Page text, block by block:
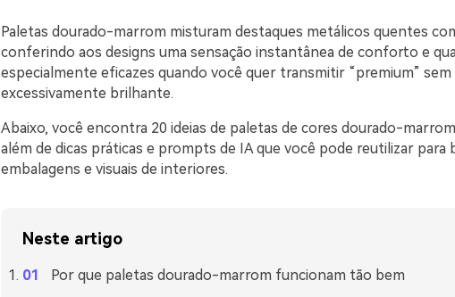
Paletas dourado-marrom misturam destaques metálicos quentes
conferindo aos designs uma sensação instantânea de conforto e
especialmente eficazes quando você quer transmitir “premium”
excessivamente brilhante.
Abaixo, você encontra 20 ideias de paletas de cores dourado-
além de dicas práticas e prompts de IA que você pode reutilizar para
embalagens e visuais de interiores.
Neste artigo
Por que paletas dourado-marrom funcionam tão bem